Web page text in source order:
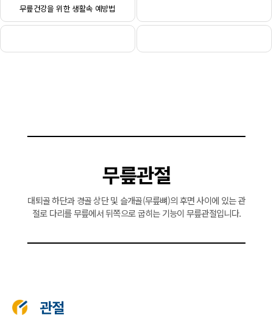
무릎건강을 위한 생활속 예방법
무릎관절
대퇴골 하단과 경골 상단 및 슬개골(무릎뼈)의 후면 사이에 있는 관
절로 다리를 무릎에서 뒤쪽으로 굽히는 기능이 무릎관절입니다.
관절